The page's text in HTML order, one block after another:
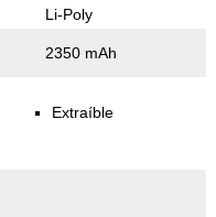
Li-Poly
2350 mAh
Extraíble